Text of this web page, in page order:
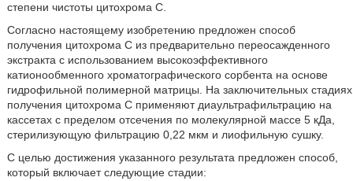
степени чистоты цитохрома С.
Согласно настоящему изобретению предложен способ
получения цитохрома С из предварительно переосажденного
экстракта с использованием высокоэффективного
катионообменного хроматографического сорбента на основе
гидрофильной полимерной матрицы. На заключительных стадиях
получения цитохрома С применяют диаультрафильтрацию на
кассетах с пределом отсечения по молекулярной массе 5 кДа,
стерилизующую фильтрацию 0,22 мкм и лиофильную сушку.
С целью достижения указанного результата предложен способ,
который включает следующие стадии: